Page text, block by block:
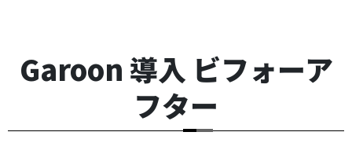
Garoon 導入 ビフォーア
フター